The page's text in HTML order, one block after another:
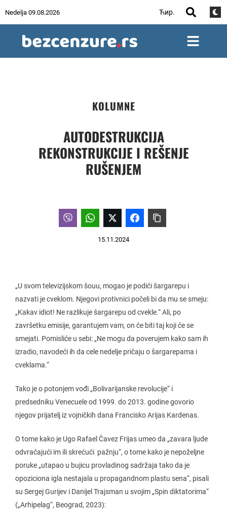
Nedelja 09.08.2026 Ћир.
KOLUMNE
AUTODESTRUKCIJA
REKONSTRUKCIJE I REŠENJE
RUŠENJEM
15.11.2024
„U svom televizijskom šouu, mogao je podići šargarepu i
nazvati je cveklom. Njegovi protivnici počeli bi da mu se smeju:
„Kakav idiot! Ne razlikuje šargarepu od cvekle.“ Ali, po
završetku emisije, garantujem vam, on će biti taj koji će se
smejati. Pomisliće u sebi: „Ne mogu da poverujem kako sam ih
izradio, navodeći ih da cele nedelje pričaju o šargarepama i
cveklama.“
Tako je o potonjem vođi „Bolivarijanske revolucije“ i
predsedniku Venecuele od 1999. do 2013. godine govorio
njegov prijatelj iz vojničkih dana Francisko Arijas Kardenas.
O tome kako je Ugo Rafael Čavez Frijas umeo da „zavara ljude
odvraćajući im ili skrećući pažnju“, o tome kako je nepoželjne
poruke „utapao u bujicu provladinog sadržaja tako da je
opoziciona igla nestajala u propagandnom plastu sena“, pisali
su Sergej Gurijev i Danijel Trajsman u svojim „Spin diktatorima“
(„Arhipelag“, Beograd, 2023):